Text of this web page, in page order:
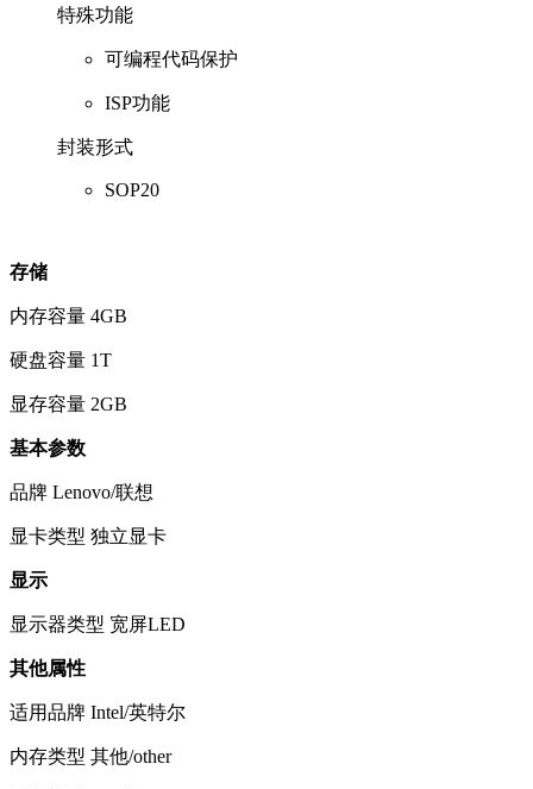
特殊功能
可编程代码保护
ISP功能
封装形式
SOP20
存储
内存容量 4GB
硬盘容量 1T
显存容量 2GB
基本参数
品牌 Lenovo/联想
显卡类型 独立显卡
显示
显示器类型 宽屏LED
其他属性
适用品牌 Intel/英特尔
内存类型 其他/other